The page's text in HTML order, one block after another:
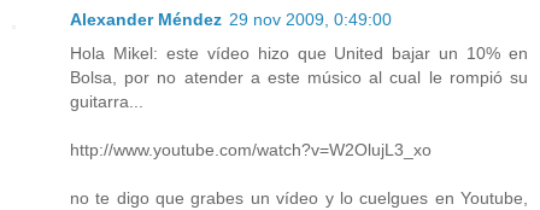
Alexander Méndez 29 nov 2009, 0:49:00
Hola Mikel: este vídeo hizo que United bajar un 10% en
Bolsa, por no atender a este músico al cual le rompió su
guitarra...
http://www.youtube.com/watch?v=W2OlujL3_xo
no te digo que grabes un vídeo y lo cuelgues en Youtube,